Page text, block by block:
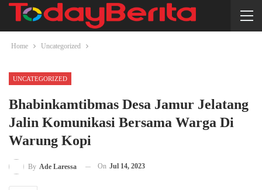
Home Uncategorized
UNCATEGORIZED
Bhabinkamtibmas Desa Jamur Jelatang
Jalin Komunikasi Bersama Warga Di
Warung Kopi
By Ade Laressa On Jul 14, 2023